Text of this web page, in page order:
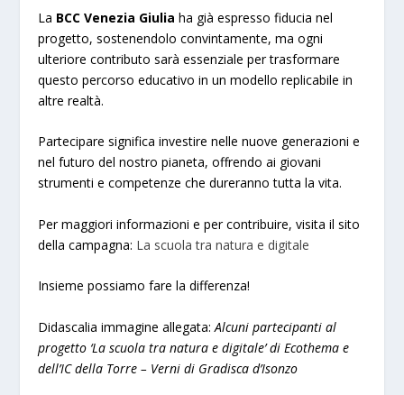
La BCC Venezia Giulia ha già espresso fiducia nel
progetto, sostenendolo convintamente, ma ogni
ulteriore contributo sarà essenziale per trasformare
questo percorso educativo in un modello replicabile in
altre realtà.
Partecipare significa investire nelle nuove generazioni e
nel futuro del nostro pianeta, offrendo ai giovani
strumenti e competenze che dureranno tutta la vita.
Per maggiori informazioni e per contribuire, visita il sito
della campagna: La scuola tra natura e digitale
Insieme possiamo fare la differenza!
Didascalia immagine allegata:Alcuni partecipanti al
progetto ‘La scuola tra natura e digitale’ di Ecothema e
dell’IC della Torre – Verni di Gradisca d’Isonzo